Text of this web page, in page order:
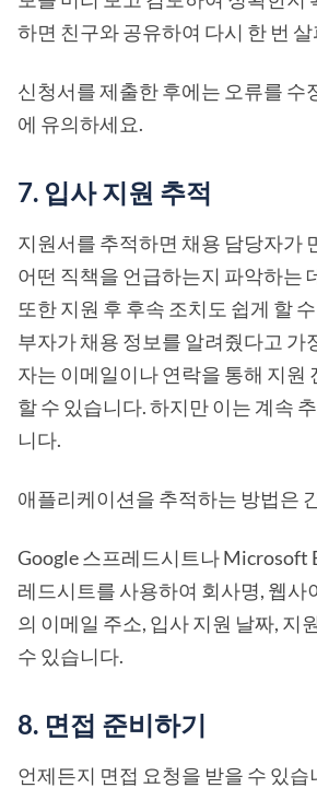
하면 친구와 공유하여 다시 한 번
신청서를 제출한 후에는 오류를 수
에 유의하세요.
7. 입사 지원 추적
지원서를 추적하면 채용 담당자가
어떤 직책을 언급하는지 파악하는
또한 지원 후 후속 조치도 쉽게 할
부자가 채용 정보를 알려줬다고 가
자는 이메일이나 연락을 통해 지원
할 수 있습니다. 하지만 이는 계속
니다.
애플리케이션을 추적하는 방법은
Google 스프레드시트나 Microsoft
레드시트를 사용하여 회사명, 웹사
의 이메일 주소, 입사 지원 날짜, 지
수 있습니다.
8. 면접 준비하기
언제든지 면접 요청을 받을 수 있습